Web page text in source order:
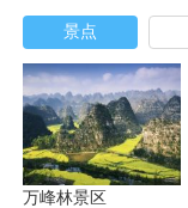
景点
万峰林景区